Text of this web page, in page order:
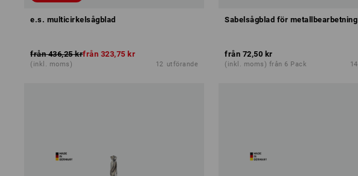
e.s. multicirkelsågblad
från 436,25 krfrån 323,75 kr
(inkl. moms) 12 utförande
Sabelsågblad för metallbearbetning
från 72,50 kr
(inkl. moms) från 6 Pack 14